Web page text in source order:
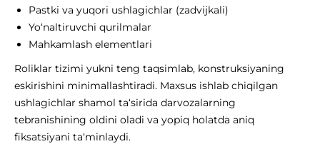
Pastki va yuqori ushlagichlar (zadvijkali)
Yo‘naltiruvchi qurilmalar
Mahkamlash elementlari
Roliklar tizimi yukni teng taqsimlab, konstruksiyaning
eskirishini minimallashtiradi. Maxsus ishlab chiqilgan
ushlagichlar shamol ta‘sirida darvozalarning
tebranishining oldini oladi va yopiq holatda aniq
fiksatsiyani ta‘minlaydi.